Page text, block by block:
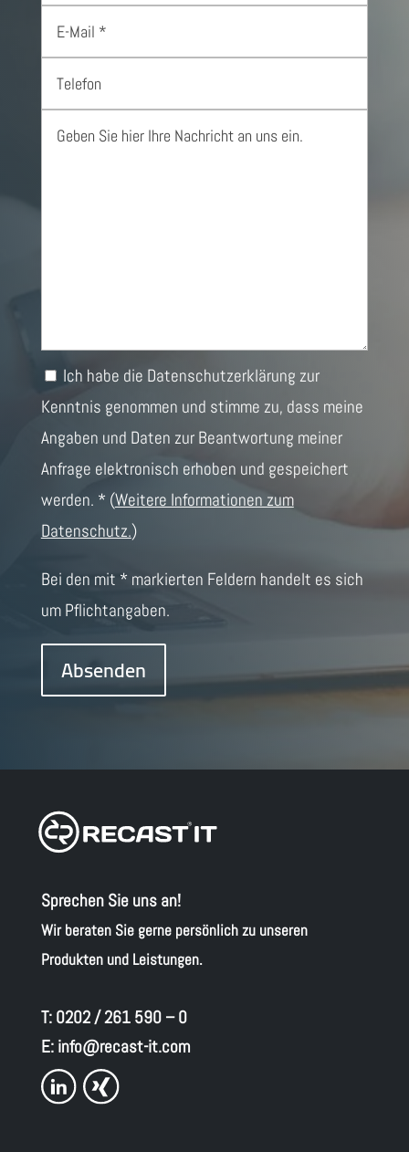
Ich habe die Datenschutzerklärung zur
Kenntnis genommen und stimme zu, dass meine
Angaben und Daten zur Beantwortung meiner
Anfrage elektronisch erhoben und gespeichert
werden. * (Weitere Informationen zum
Datenschutz.)
Bei den mit * markierten Feldern handelt es sich
um Pflichtangaben.
Sprechen Sie uns an!
Wir beraten Sie gerne persönlich zu unseren
Produkten und Leistungen.
T: 0202 / 261 590 – 0
E: info@recast-it.com